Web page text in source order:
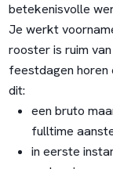
betekenisvolle
Je werkt
rooster is ruim
feestdagen horen
dit:
een bruto
fulltime
in eerste